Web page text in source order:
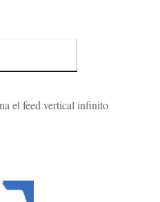
el feed vertical infinito